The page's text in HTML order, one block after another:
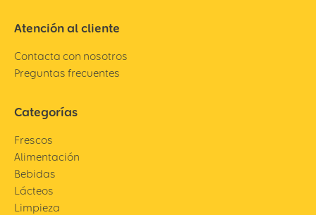
Atención al cliente
Contacta con nosotros
Preguntas frecuentes
Categorías
Frescos
Alimentación
Bebidas
Lácteos
Limpieza